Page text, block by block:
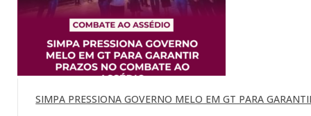
SIMPA PRESSIONA GOVERNO MELO EM GT PARA